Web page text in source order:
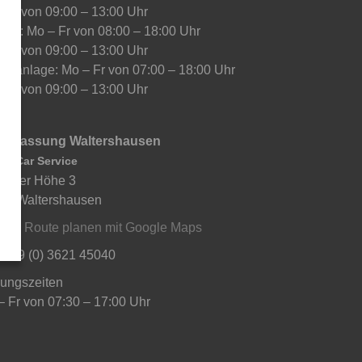
Sa von 09:00 – 13:00 Uhr
Mo – Fr von 08:00 – 18:00 Uhr
Sa von 09:00 – 13:00 Uhr
Mo – Fr von 07:00 – 18:00 Uhr
Sa von 09:00 – 13:00 Uhr
Waltershausen
Car Service
Höhe 3
Waltershausen
Route planen mit Google Maps
+49 (0) 3621 45040
Fr von 07:30 – 17:00 Uhr